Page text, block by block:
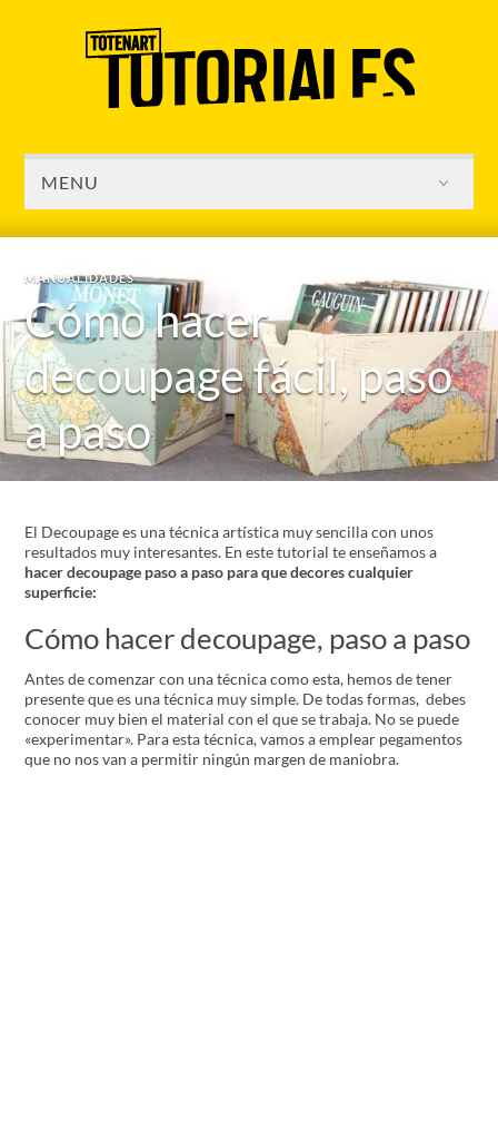
MENU
MANUALIDADES
Cómo hacer
decoupage fácil, paso
a paso
El Decoupage es una técnica artística muy sencilla con unos
resultados muy interesantes. En este tutorial te enseñamos a
hacer decoupage paso a paso para que decores cualquier
superficie:
Cómo hacer decoupage, paso a paso
Antes de comenzar con una técnica como esta, hemos de tener
presente que es una técnica muy simple. De todas formas, debes
conocer muy bien el material con el que se trabaja. No se puede
«experimentar». Para esta técnica, vamos a emplear pegamentos
que no nos van a permitir ningún margen de maniobra.